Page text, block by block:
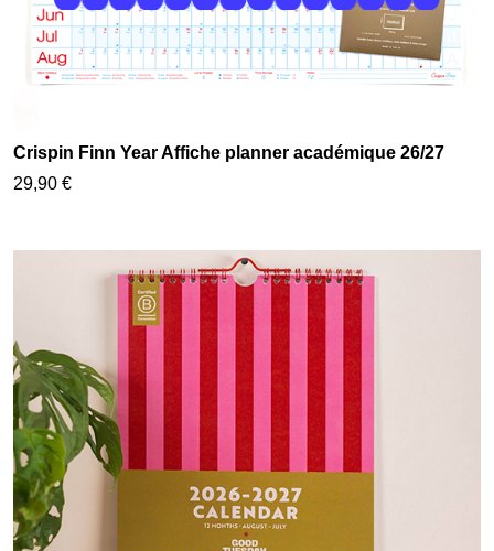
Crispin Finn Year Affiche planner académique 26/27
29,90 €